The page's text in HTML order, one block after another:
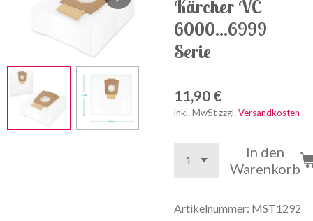
Kärcher VC
6000...6999
Serie
11,90 €
inkl. MwSt zzgl. Versandkosten
In den
Warenkorb
Artikelnummer: MST1292